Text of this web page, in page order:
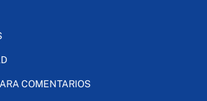
COMENTARIOS